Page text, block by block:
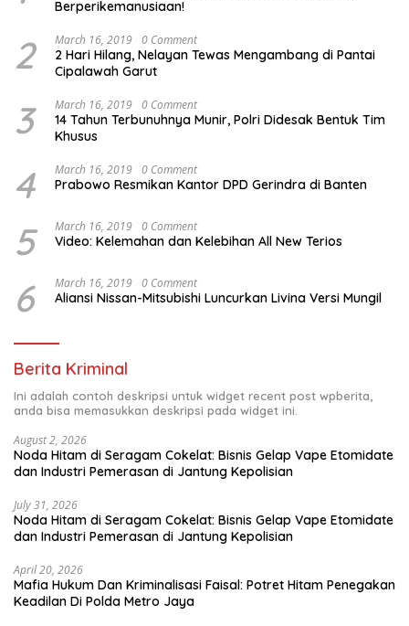
Berperikemanusiaan!
2 March 16, 2019 0 Comment
2 Hari Hilang, Nelayan Tewas Mengambang di Pantai
Cipalawah Garut
3 March 16, 2019 0 Comment
14 Tahun Terbunuhnya Munir, Polri Didesak Bentuk Tim
Khusus
4 March 16, 2019 0 Comment
Prabowo Resmikan Kantor DPD Gerindra di Banten
5 March 16, 2019 0 Comment
Video: Kelemahan dan Kelebihan All New Terios
6 March 16, 2019 0 Comment
Aliansi Nissan-Mitsubishi Luncurkan Livina Versi Mungil
Berita Kriminal
Ini adalah contoh deskripsi untuk widget recent post wpberita,
anda bisa memasukkan deskripsi pada widget ini.
August 2, 2026
Noda Hitam di Seragam Cokelat: Bisnis Gelap Vape Etomidate
dan Industri Pemerasan di Jantung Kepolisian
July 31, 2026
Noda Hitam di Seragam Cokelat: Bisnis Gelap Vape Etomidate
dan Industri Pemerasan di Jantung Kepolisian
April 20, 2026
Mafia Hukum Dan Kriminalisasi Faisal: Potret Hitam Penegakan
Keadilan Di Polda Metro Jaya